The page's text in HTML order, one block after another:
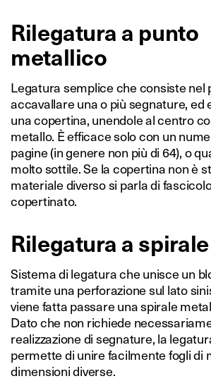
Rilegatura a punto
metallico
Legatura semplice che consiste nel
accavallare una o più segnature, ed
una copertina, unendole al centro
metallo. È efficace solo con un
pagine (in genere non più di 64), o
molto sottile. Se la copertina non è
materiale diverso si parla di
copertinato.
Rilegatura a spirale
Sistema di legatura che unisce un
tramite una perforazione sul lato
viene fatta passare una spirale
Dato che non richiede
realizzazione di segnature, la
permette di unire facilmente fogli di
dimensioni diverse.